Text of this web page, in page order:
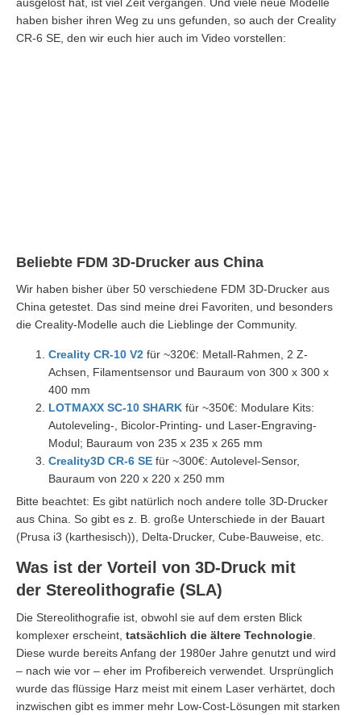
haben bisher ihren Weg zu uns gefunden, so auch der Creality
CR-6 SE, den wir euch hier auch im Video vorstellen:
Beliebte FDM 3D-Drucker aus China
Wir haben bisher über 50 verschiedene FDM 3D-Drucker aus
China getestet. Das sind meine drei Favoriten, und besonders
die Creality-Modelle auch die Lieblinge der Community.
Creality CR-10 V2 für ~320€: Metall-Rahmen, 2 Z-
Achsen, Filamentsensor und Bauraum von 300 x 300 x
400 mm
LOTMAXX SC-10 SHARK für ~350€: Modulare Kits:
Autoleveling-, Bicolor-Printing- und Laser-Engraving-
Modul; Bauraum von 235 x 235 x 265 mm
Creality3D CR-6 SE für ~300€: Autolevel-Sensor,
Bauraum von 220 x 220 x 250 mm
Bitte beachtet: Es gibt natürlich noch andere tolle 3D-Drucker
aus China. So gibt es z. B. große Unterschiede in der Bauart
(Prusa i3 (karthesisch)), Delta-Drucker, Cube-Bauweise, etc.
Was ist der Vorteil von 3D-Druck mit
der Stereolithografie (SLA)
Die Stereolithografie ist, obwohl sie auf dem ersten Blick
komplexer erscheint, tatsächlich die ältere Technologie.
Diese wurde bereits Anfang der 1980er Jahre genutzt und wird
– nach wie vor – eher im Profibereich verwendet. Ursprünglich
wurde das flüssige Harz meist mit einem Laser verhärtet, doch
inzwischen gibt es immer mehr Low-Cost-Lösungen mit starken